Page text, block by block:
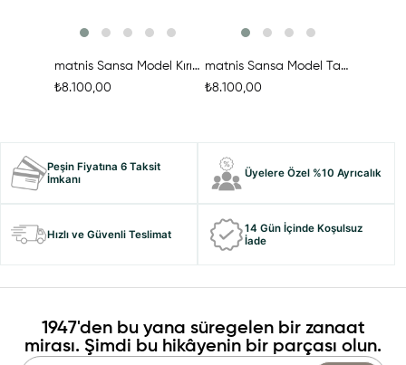
matnis Sansa Model Kırık Beyaz Deri Örgü Çanta
₺8.100,00
matnis Sansa Model Taba Rengi Deri Örgü Çanta
₺8.100,00
Peşin Fiyatına 6 Taksit
İmkanı
Üyelere Özel %10 Ayrıcalık
Hızlı ve Güvenli Teslimat
14 Gün İçinde Koşulsuz
İade
1947'den bu yana süregelen bir zanaat
mirası. Şimdi bu hikâyenin bir parçası olun.